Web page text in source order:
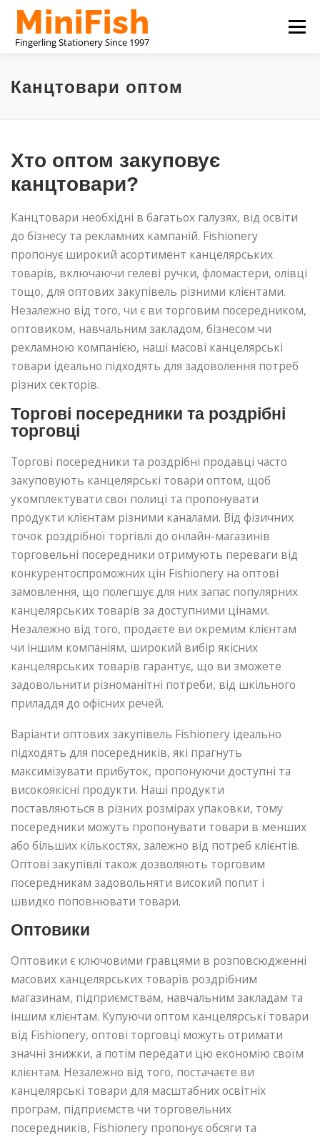
Перейти
вмісту
Меню
Канцтовари оптом
Хто оптом закуповує
канцтовари?
Канцтовари необхідні в багатьох галузях, від освіти
до бізнесу та рекламних кампаній. Fishionery
пропонує широкий асортимент канцелярських
товарів, включаючи гелеві ручки, фломастери, олівці
тощо, для оптових закупівель різними клієнтами.
Незалежно від того, чи є ви торговим посередником,
оптовиком, навчальним закладом, бізнесом чи
рекламною компанією, наші масові канцелярські
товари ідеально підходять для задоволення потреб
різних секторів.
Торгові посередники та роздрібні
торговці
Торгові посередники та роздрібні продавці часто
закуповують канцелярські товари оптом, щоб
укомплектувати свої полиці та пропонувати
продукти клієнтам різними каналами. Від фізичних
точок роздрібної торгівлі до онлайн-магазинів
торговельні посередники отримують переваги від
конкурентоспроможних цін Fishionery на оптові
замовлення, що полегшує для них запас популярних
канцелярських товарів за доступними цінами.
Незалежно від того, продаєте ви окремим клієнтам
чи іншим компаніям, широкий вибір якісних
канцелярських товарів гарантує, що ви зможете
задовольнити різноманітні потреби, від шкільного
приладдя до офісних речей.
Варіанти оптових закупівель Fishionery ідеально
підходять для посередників, які прагнуть
максимізувати прибуток, пропонуючи доступні та
високоякісні продукти. Наші продукти
поставляються в різних розмірах упаковки, тому
посередники можуть пропонувати товари в менших
або більших кількостях, залежно від потреб клієнтів.
Оптові закупівлі також дозволяють торговим
посередникам задовольняти високий попит і
швидко поповнювати товари.
Оптовики
Оптовики є ключовими гравцями в розповсюдженні
масових канцелярських товарів роздрібним
магазинам, підприємствам, навчальним закладам та
іншим клієнтам. Купуючи оптом канцелярські товари
від Fishionery, оптові торговці можуть отримати
значні знижки, а потім передати цю економію своїм
клієнтам. Незалежно від того, постачаєте ви
канцелярські товари для масштабних освітніх
програм, підприємств чи торговельних
посередників, Fishionery пропонує обсяги та